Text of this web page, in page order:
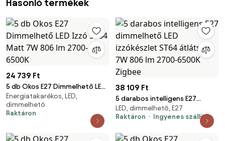
Hasonló termékek
24 739 Ft
5 db Okos E27 Dimmelhető LED
Izzó ST64 Matt 7W 806 lm
2700-6500K
Energiatakarékos, LED,
dimmelhető
Raktáron
38 109 Ft
5 darabos intelligens E27
dimmelhető LED izzókészlet
ST64 átlátszó 7W 806 lm
LED, dimmelhető, E27
Raktáron
Ingyenes szállítás